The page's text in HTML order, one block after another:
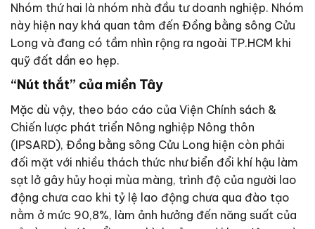
Nhóm thứ hai là nhóm nhà đầu tư doanh nghiệp. Nhóm
này hiện nay khá quan tâm đến Đồng bằng sông Cửu
Long và đang có tầm nhìn rộng ra ngoài TP.HCM khi
quỹ đất dần eo hẹp.
“Nút thắt” của miền Tây
Mặc dù vậy, theo báo cáo của Viện Chính sách &
Chiến lược phát triển Nông nghiệp Nông thôn
(IPSARD), Đồng bằng sông Cửu Long hiện còn phải
đối mặt với nhiều thách thức như biển đổi khí hậu làm
sạt lở gây hủy hoại mùa màng, trình độ của người lao
động chưa cao khi tỷ lệ lao động chưa qua đào tạo
nằm ở mức 90,8%, làm ảnh hưởng đến năng suất của